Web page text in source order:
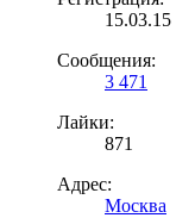
15.03.15
Сообщения:
3 471
Лайки:
871
Адрес:
Москва